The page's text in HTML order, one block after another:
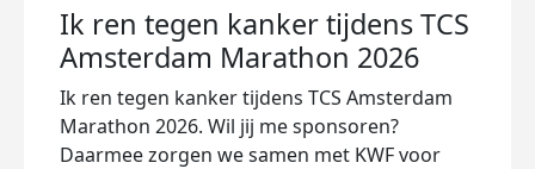
Ik ren tegen kanker tijdens TCS
Amsterdam Marathon 2026
Ik ren tegen kanker tijdens TCS Amsterdam
Marathon 2026. Wil jij me sponsoren?
Daarmee zorgen we samen met KWF voor